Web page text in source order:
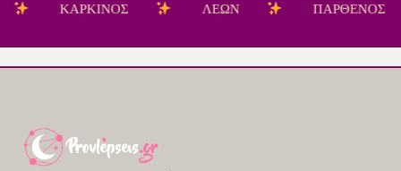
ΚΑΡΚΙΝΟΣ ΛΕΩΝ ΠΑΡΘΕΝΟΣ